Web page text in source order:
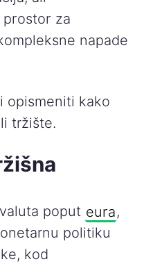
za
napade
opismeniti kako
tržište.
poput eura,
politiku
kod